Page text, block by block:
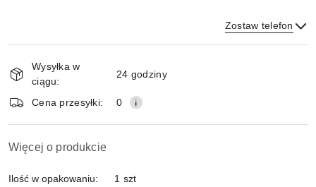
Zostaw telefon
i
dostawa
Wysyłka w
ciągu:
24 godziny
Cena przesyłki: 0
Więcej o produkcie
Ilość w opakowaniu: 1 szt